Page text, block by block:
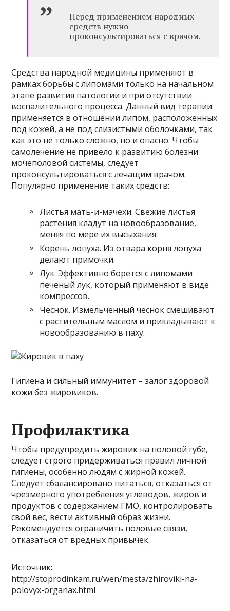
Перед применением народных
средств нужно
проконсультироваться с врачом.
Средства народной медицины применяют в
рамках борьбы с липомами только на начальном
этапе развития патологии и при отсутствии
воспалительного процесса. Данный вид терапии
применяется в отношении липом, расположенных
под кожей, а не под слизистыми оболочками, так
как это не только сложно, но и опасно. Чтобы
самолечение не привело к развитию болезни
мочеполовой системы, следует
проконсультироваться с лечащим врачом.
Популярно применение таких средств:
Листья мать-и-мачехи. Свежие листья
растения кладут на новообразование,
меняя по мере их высыхания.
Корень лопуха. Из отвара корня лопуха
делают примочки.
Лук. Эффективно борется с липомами
печеный лук, который применяют в виде
компрессов.
Чеснок. Измельченный чеснок смешивают
с растительным маслом и прикладывают к
новообразованию в паху.
Гигиена и сильный иммунитет – залог здоровой
кожи без жировиков.
Профилактика
Чтобы предупредить жировик на половой губе,
следует строго придерживаться правил личной
гигиены, особенно людям с жирной кожей.
Следует сбалансировано питаться, отказаться от
чрезмерного употребления углеводов, жиров и
продуктов с содержанием ГМО, контролировать
свой вес, вести активный образ жизни.
Рекомендуется ограничить половые связи,
отказаться от вредных привычек.
Источник:
http://stoprodinkam.ru/wen/mesta/zhiroviki-na-
polovyx-organax.html